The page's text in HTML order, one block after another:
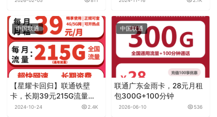
中国联通
【星耀卡回归】联通铁壁
卡，长期39元215G流量
+100分钟通话，自助激活，
2024-10-24 2.4K
中国联通
联通广东金雨卡，28元月租
包300G+100分钟
2026-06-10 536